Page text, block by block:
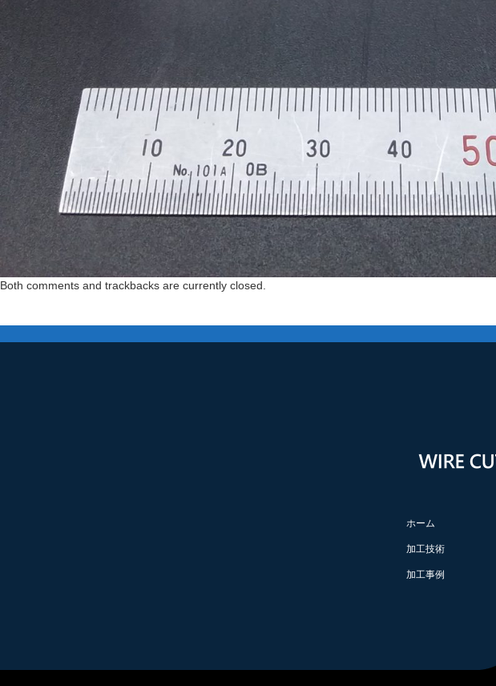
Both comments and trackbacks are currently closed.
ホーム
加工技術
加工事例